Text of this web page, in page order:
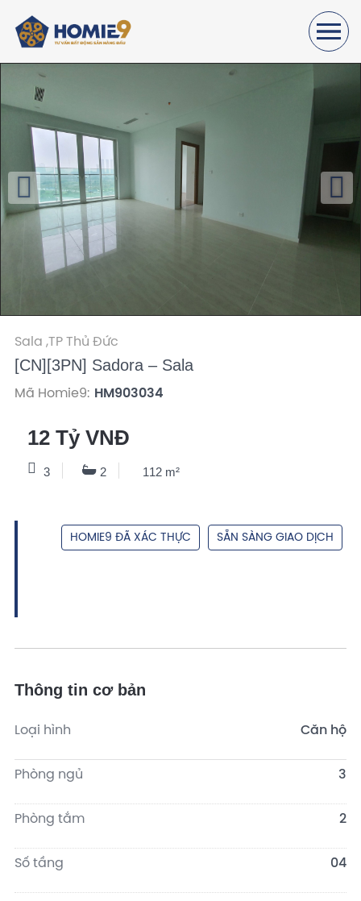
Sala ,TP Thủ Đức
[CN][3PN] Sadora – Sala
Mã Homie9: HM903034
12 Tỷ VNĐ
3 2 112 m²
HOMIE9 ĐÃ XÁC THỰC SẴN SÀNG GIAO DỊCH
Thông tin cơ bản
Loại hình Căn hộ
Phòng ngủ 3
Phòng tắm 2
Số tầng 04